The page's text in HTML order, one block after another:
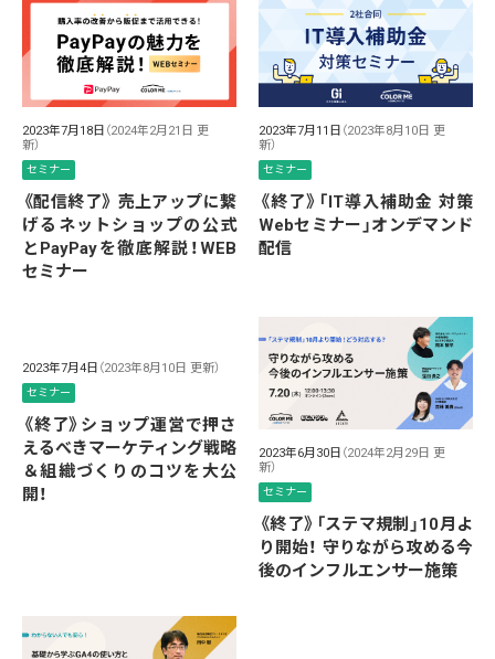
2023年7月18日 （2024年2月21日 更
新）
セミナー
《配信終了》 売上アップに繋
げるネットショップの公式
とPayPayを徹底解説！WEB
セミナー
2023年7月11日 （2023年8月10日 更
新）
セミナー
《終了》「IT導入補助金 対策
Webセミナー」オンデマンド
配信
2023年7月4日 （2023年8月10日 更新）
セミナー
《終了》ショップ運営で押さ
えるべきマーケティング戦略
＆組織づくりのコツを大公
開！
2023年6月30日 （2024年2月29日 更
新）
セミナー
《終了》「ステマ規制」10月よ
り開始！ 守りながら攻める今
後のインフルエンサー施策